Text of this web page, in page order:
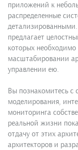
приложений к
распределенные
предлагает
которых
масштабировании
управлении ею.
Вы познакомитесь
моделирования,
мониторинга
реальной жизни
отдачу от этих
архитекторов и